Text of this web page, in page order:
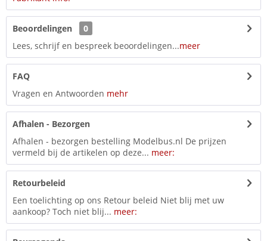
Beoordelingen
0
Lees, schrijf en bespreek beoordelingen...meer
FAQ
Vragen en Antwoorden mehr
Afhalen - Bezorgen
Afhalen - bezorgen bestelling Modelbus.nl De prijzen
vermeld bij de artikelen op deze... meer:
Retourbeleid
Een toelichting op ons Retour beleid Niet blij met uw
aankoop? Toch niet blij... meer: